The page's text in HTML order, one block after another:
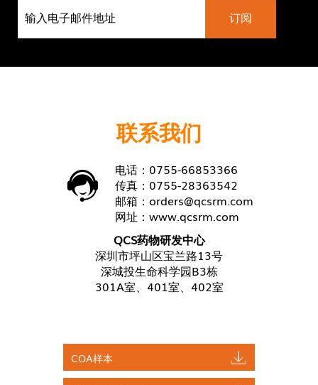
联系我们
电话：0755-66853366
传真：0755-28363542
邮箱： orders@qcsrm.com
网址： www.qcsrm.com
QCS药物研发中心
深圳市坪山区宝兰路13号
深城投生命科学园B3栋
301A室、401室、402室
COA样本